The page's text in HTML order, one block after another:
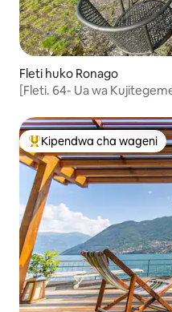
Fleti huko Ronago
[Fleti. 64- Ua wa
Kipendwa maarufu cha
Kipendwa cha wageni